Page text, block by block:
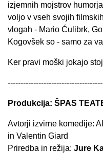
izjemnih mojstrov
voljo v vseh svojih
vlogah - Mario Ćulibrk,
Kogovšek so - samo za
Ker pravi moški jokajo
Produkcija: ŠPAS
Avtorji izvirne komedije:
in Valentin Giard
Priredba in režija: Jure